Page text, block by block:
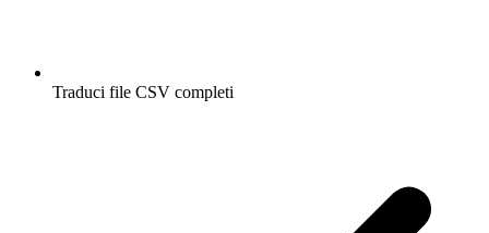
Traduci file CSV completi